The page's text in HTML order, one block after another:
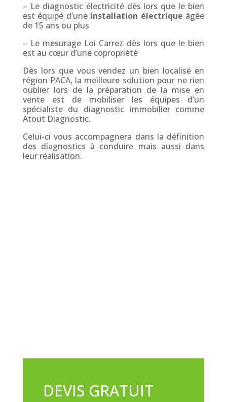
– Le diagnostic électricité dès lors que le bien
est équipé d’une installation électrique âgée
de 15 ans ou plus
– Le mesurage Loi Carrez dès lors que le bien
est au cœur d’une copropriété
Dès lors que vous vendez un bien localisé en
région PACA, la meilleure solution pour ne rien
oublier lors de la préparation de la mise en
vente est de mobiliser les équipes d’un
spécialiste du diagnostic immobilier comme
Atout Diagnostic.
Celui-ci vous accompagnera dans la définition
des diagnostics à conduire mais aussi dans
leur réalisation.
DEVIS GRATUIT